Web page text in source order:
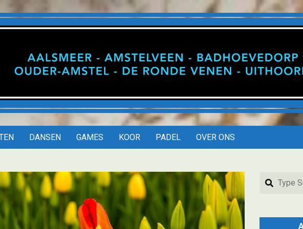
DANSEN GAMES KOOR PADEL OVER ONS
Search